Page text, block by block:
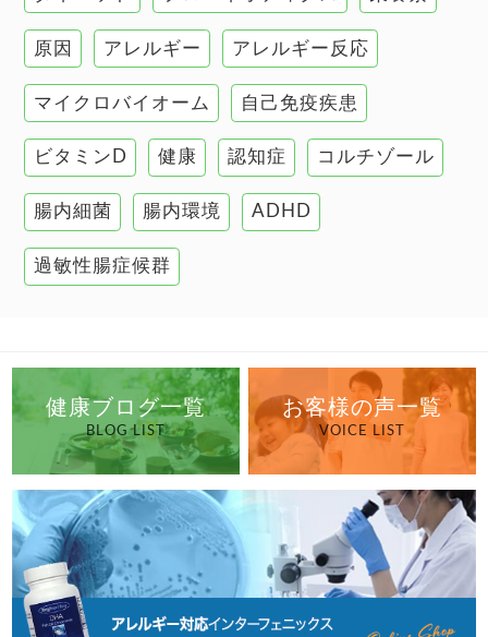
肌
肝臓の健康
腸の健康
自己免疫疾患
高血圧
原因 アレルギー アレルギー反応
マイクロバイオーム 自己免疫疾患
ビタミンD 健康 認知症 コルチゾール
腸内細菌 腸内環境 ADHD
過敏性腸症候群
健康ブログ一覧
BLOG LIST
お客様の声一覧
VOICE LIST